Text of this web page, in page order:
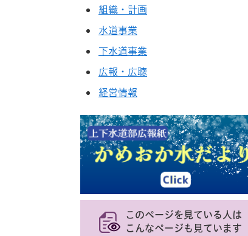
組織・計画
水道事業
下水道事業
広報・広聴
経営情報
このページを見ている人は
こんなページも見ています